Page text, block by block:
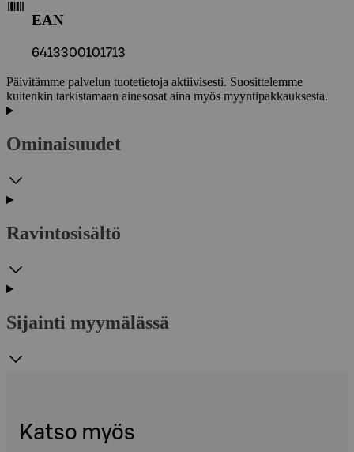
EAN
6413300101713
Päivitämme palvelun tuotetietoja aktiivisesti. Suosittelemme
kuitenkin tarkistamaan ainesosat aina myös myyntipakkauksesta.
Ominaisuudet
Ravintosisältö
Sijainti myymälässä
Katso myös